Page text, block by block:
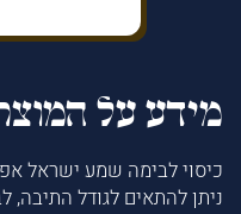
מידע על
כיסוי לבימה שמע ישראל
ניתן להתאים לגודל